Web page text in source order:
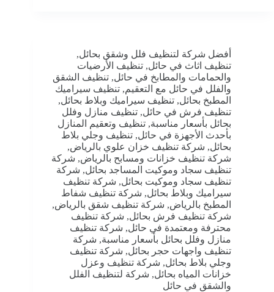
أفضل شركة لتنظيف فلل وشقق بحائل,
تنظيف اثاث في حائل, تنظيف الأرضيات
والحمامات والمطابخ في حائل, تنظيف الشقق
والفلل في حائل مع التعقيم, تنظيف سيراميك
المطبخ بحائل, تنظيف سيراميك وبلاط بحائل,
تنظيف فرش في حائل, تنظيف منازل وفلل
بحائل بأسعار مناسبة, تنظيف وتعقيم المنازل
بأحدث الأجهزة في حائل, تنظيف وجلي بلاط
بحائل, شركة تنظيف خزان علوي بالرياض,
شركة تنظيف خزانات ومسابح بالرياض, شركة
تنظيف سجاد وموكيت المساجد بحائل, شركة
تنظيف سجاد وموكيت بحائل, شركة تنظيف
سيراميك وبلاط بحائل, شركة تنظيف شفاط
المطبخ بالرياض, شركة تنظيف شقق بالرياض,
شركة تنظيف فرش بحائل, شركة تنظيف
محترفة ومعتمدة في حائل, شركة تنظيف
منازل وفلل بحائل بأسعار مناسبة, شركة
تنظيف واجهات حجر بحائل, شركة تنظيف
وجلي بلاط بحائل, شركة تنظيف وعزل
خزانات المياه بحائل, شركة لتنظيف الفلل
والشقق في حائل